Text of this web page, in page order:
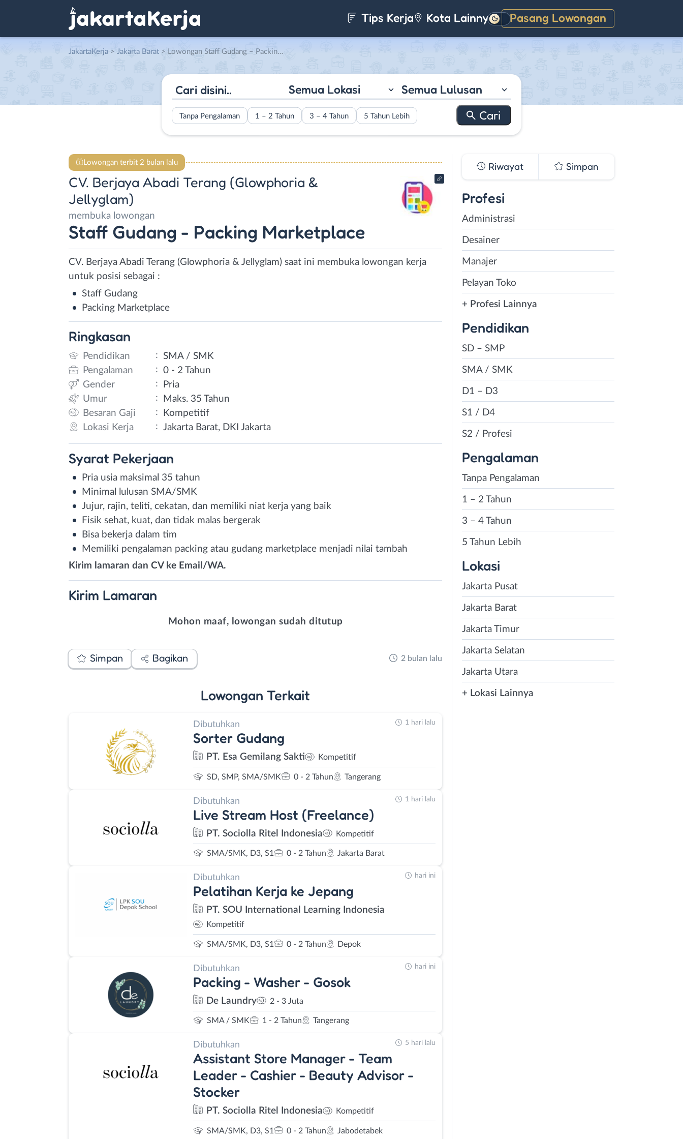
Tips Kerja Kota Lainnya Pasang Lowongan
Gelap
JakartaKerja > Jakarta Barat > Lowongan Staff Gudang – Packing Marketplace di CV. Berjaya Abadi Terang (Glowphoria & Jellyglam)
Semua Lokasi Semua Lulusan
Tanpa Pengalaman 1 – 2 Tahun 3 – 4 Tahun 5 Tahun Lebih
Lowongan terbit 2 bulan lalu
CV. Berjaya Abadi Terang (Glowphoria &
Jellyglam)
membuka lowongan
Staff Gudang - Packing Marketplace
CV. Berjaya Abadi Terang (Glowphoria & Jellyglam) saat ini membuka lowongan kerja
untuk posisi sebagai :
Staff Gudang
Packing Marketplace
Ringkasan
Pendidikan : SMA / SMK
Pengalaman
: 0 - 2 Tahun
Gender
:
Pria
Umur
:
Maks. 35 Tahun
Besaran Gaji
:
Kompetitif
Lokasi Kerja
: Jakarta Barat, DKI Jakarta
Syarat Pekerjaan
Pria usia maksimal 35 tahun
Minimal lulusan SMA/SMK
Jujur, rajin, teliti, cekatan, dan memiliki niat kerja yang baik
Fisik sehat, kuat, dan tidak malas bergerak
Bisa bekerja dalam tim
Memiliki pengalaman packing atau gudang marketplace menjadi nilai tambah
Kirim lamaran dan CV ke Email/WA.
Kirim Lamaran
Mohon maaf, lowongan sudah ditutup
Simpan Bagikan 2 bulan lalu
Lowongan Terkait
Dibutuhkan
Sorter Gudang
PT. Esa Gemilang Sakti Kompetitif
SD, SMP, SMA/SMK 0 - 2 Tahun Tangerang
1 hari lalu
Dibutuhkan
Live Stream Host (Freelance)
PT. Sociolla Ritel Indonesia Kompetitif
SMA/SMK, D3, S1 0 - 2 Tahun Jakarta Barat
1 hari lalu
Dibutuhkan
Pelatihan Kerja ke Jepang
PT. SOU International Learning Indonesia
Kompetitif
SMA/SMK, D3, S1 0 - 2 Tahun Depok
hari ini
Dibutuhkan
Packing - Washer - Gosok
De Laundry 2 - 3 Juta
SMA / SMK 1 - 2 Tahun Tangerang
hari ini
Dibutuhkan
Assistant Store Manager - Team
Leader - Cashier - Beauty Advisor -
Stocker
PT. Sociolla Ritel Indonesia Kompetitif
SMA/SMK, D3, S1 0 - 2 Tahun Jabodetabek
5 hari lalu
Riwayat Simpan
Profesi
Administrasi
Desainer
Manajer
Pelayan Toko
+ Profesi Lainnya
Pendidikan
SD – SMP
SMA / SMK
D1 – D3
S1 / D4
S2 / Profesi
Pengalaman
Tanpa Pengalaman
1 – 2 Tahun
3 – 4 Tahun
5 Tahun Lebih
Lokasi
Jakarta Pusat
Jakarta Barat
Jakarta Timur
Jakarta Selatan
Jakarta Utara
+ Lokasi Lainnya